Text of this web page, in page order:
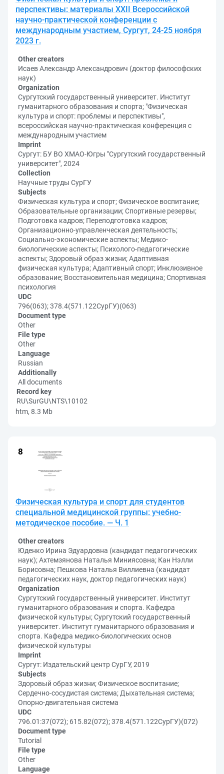
перспективы: материалы XXII Всероссийской
научно-практической конференции с
международным участием, Сургут, 24-25 ноября
2023 г.
Other creators
Исаев Александр Александрович (доктор философских
наук)
Organization
Сургутский государственный университет. Институт
гуманитарного образования и спорта; "Физическая
культура и спорт: проблемы и перспективы",
всероссийская научно-практическая конференция с
международным участием
Imprint
Сургут: БУ ВО ХМАО-Югры "Сургутский государственный
университет", 2024
Collection
Научные труды СурГУ
Subjects
Физическая культура и спорт; Физическое воспитание;
Образовательные организации; Спортивные резервы;
Подготовка кадров; Переподготовка кадров;
Организационно-управленческая деятельность;
Социально-экономические аспекты; Медико-
биологические аспекты; Психолого-педагогические
аспекты; Здоровый образ жизни; Адаптивная
физическая культура; Адаптивный спорт; Инклюзивное
образование; Восстановительная медицина; Спортивная
психология
UDC
796(063); 378.4(571.122СурГУ)(063)
Document type
Other
File type
Other
Language
Russian
Additionally
All documents
Record key
RU\SurGU\NTS\10102
htm, 8.3 Mb
Физическая культура и спорт для студентов
специальной медицинской группы: учебно-
методическое пособие. — Ч. 1
Other creators
Юденко Ирина Эдуардовна (кандидат педагогических
наук); Ахтемзянова Наталья Миниясовна; Кан Нэлли
Борисовна; Пешкова Наталья Виллиевна (кандидат
педагогических наук, доктор педагогических наук)
Organization
Сургутский государственный университет. Институт
гуманитарного образования и спорта. Кафедра
физической культуры; Сургутский государственный
университет. Институт гуманитарного образования и
спорта. Кафедра медико-биологических основ
физической культуры
Imprint
Сургут: Издательский центр СурГУ, 2019
Subjects
Здоровый образ жизни; Физическое воспитание;
Сердечно-сосудистая система; Дыхательная система;
Опорно-двигательная система
UDC
796.01:37(072); 615.82(072); 378.4(571.122СурГУ)(072)
Document type
Tutorial
File type
Other
Language